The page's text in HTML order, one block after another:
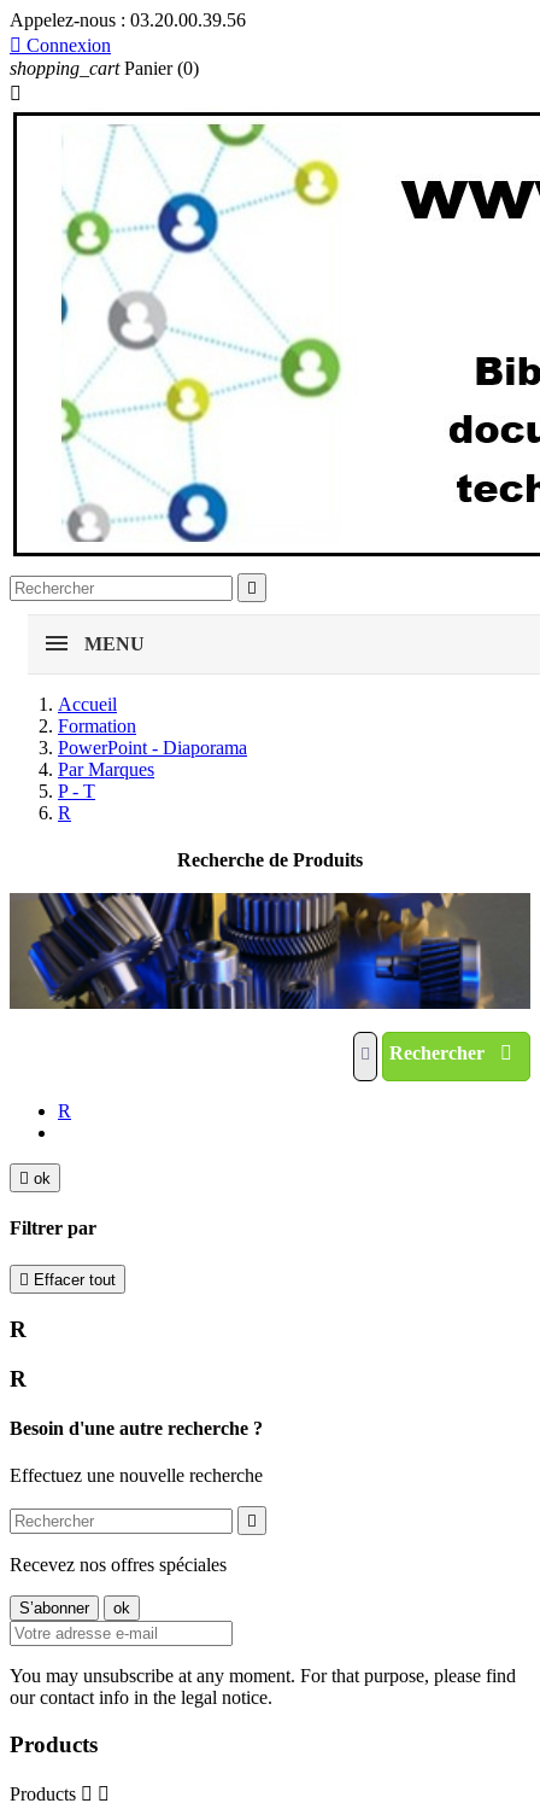
Appelez-nous : 03.20.00.39.56
 Connexion
shopping_cart Panier (0)


MENU
Accueil
Formation
PowerPoint - Diaporama
Par Marques
P - T
R
Recherche de Produits
Rechercher
R
 ok
Filtrer par
 Effacer tout
R
R
Besoin d'une autre recherche ?
Effectuez une nouvelle recherche

Recevez nos offres spéciales
You may unsubscribe at any moment. For that purpose, please find
our contact info in the legal notice.
Products
Products  